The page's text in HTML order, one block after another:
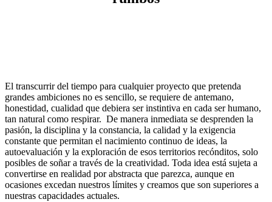
El transcurrir del tiempo para cualquier proyecto que pretenda
grandes ambiciones no es sencillo, se requiere de antemano,
honestidad, cualidad que debiera ser instintiva en cada ser humano,
tan natural como respirar. De manera inmediata se desprenden la
pasión, la disciplina y la constancia, la calidad y la exigencia
constante que permitan el nacimiento continuo de ideas, la
autoevaluación y la exploración de esos territorios recónditos, solo
posibles de soñar a través de la creatividad. Toda idea está sujeta a
convertirse en realidad por abstracta que parezca, aunque en
ocasiones excedan nuestros límites y creamos que son superiores a
nuestras capacidades actuales.